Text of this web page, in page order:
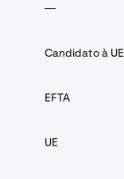
—
Candidato à UE
EFTA
UE